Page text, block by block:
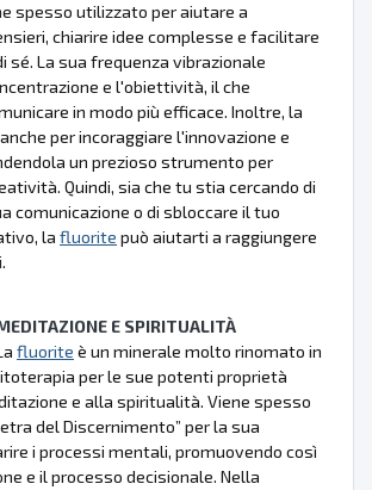
spesso utilizzato per aiutare a
chiarire idee complesse e facilitare
sé. La sua frequenza vibrazionale
e l'obiettività, il che
in modo più efficace. Inoltre, la
per incoraggiare l'innovazione e
un prezioso strumento per
Quindi, sia che tu stia cercando di
comunicazione o di sbloccare il tuo
la fluorite può aiutarti a raggiungere
E SPIRITUALITÀ
fluorite è un minerale molto rinomato in
per le sue potenti proprietà
e alla spiritualità. Viene spesso
del Discernimento” per la sua
i processi mentali, promuovendo così
e il processo decisionale. Nella